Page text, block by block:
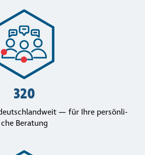
320
— für Ihre per­sön­li­
che Beratung